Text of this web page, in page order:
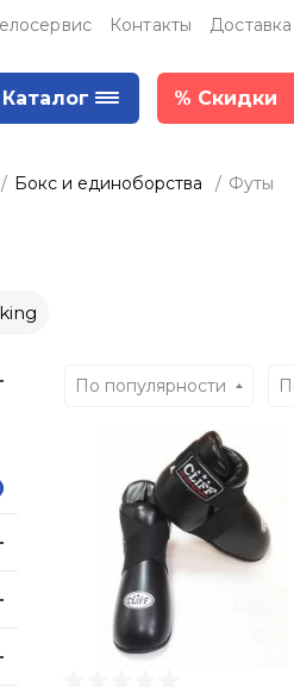
Контакты
Каталог % Скидки
Бокс и единоборства Футы
По популярности